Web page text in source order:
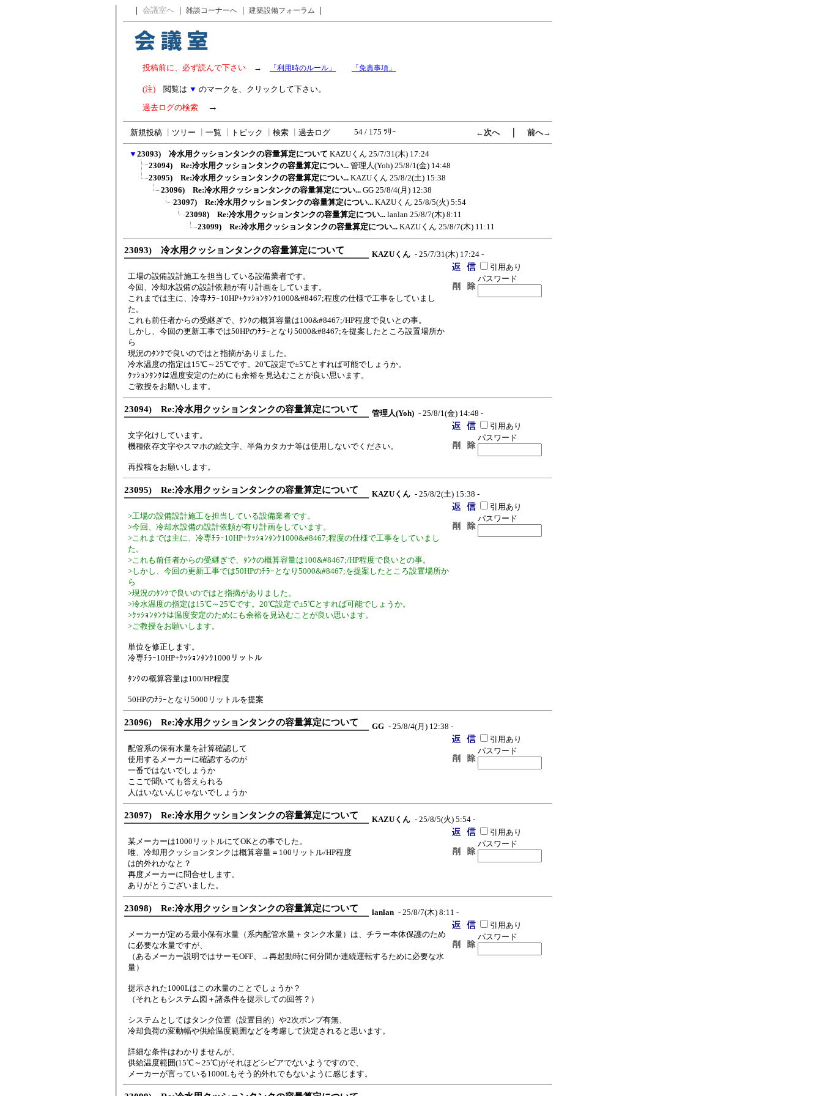
｜ 会議室へ ｜ 雑談コーナーへ ｜ 建築設備フォーラム ｜
投稿前に、必ず読んで下さい → 「利用時のルール」 「免責事項」
(注) 閲覧は ▼ のマークを、クリックして下さい。
過去ログの検索 →
新規投稿 ツリー 一覧 トピック 検索 過去ログ 54 / 175 ﾂﾘｰ ←次へ｜ 前へ→
▼ 23093) 冷水用クッションタンクの容量算定について KAZUくん 25/7/31(木) 17:24
23094) Re:冷水用クッションタンクの容量算定につい... 管理人(Yoh) 25/8/1(金) 14:48
23095) Re:冷水用クッションタンクの容量算定につい... KAZUくん 25/8/2(土) 15:38
23096) Re:冷水用クッションタンクの容量算定につい... GG 25/8/4(月) 12:38
23097) Re:冷水用クッションタンクの容量算定につい... KAZUくん 25/8/5(火) 5:54
23098) Re:冷水用クッションタンクの容量算定につい... lanlan 25/8/7(木) 8:11
23099) Re:冷水用クッションタンクの容量算定につい... KAZUくん 25/8/7(木) 11:11
23093) 冷水用クッションタンクの容量算定について KAZUくん - 25/7/31(木) 17:24 -
工場の設備設計施工を担当している設備業者です。
今回、冷却水設備の設計依頼が有り計画をしています。
これまでは主に、冷専ﾁﾗｰ10HP+ｸｯｼｮﾝﾀﾝｸ1000&#8467;程度の仕様で工事をしていまし
た。
これも前任者からの受継ぎで、ﾀﾝｸの概算容量は100&#8467;/HP程度で良いとの事。
しかし、今回の更新工事では50HPのﾁﾗｰとなり5000&#8467;を提案したところ設置場所か
ら
現況のﾀﾝｸで良いのではと指摘がありました。
冷水温度の指定は15℃～25℃です。20℃設定で±5℃とすれば可能でしょうか。
ｸｯｼｮﾝﾀﾝｸは温度安定のためにも余裕を見込むことが良い思います。
ご教授をお願いします。
引用あり
パスワード
23094) Re:冷水用クッションタンクの容量算定について 管理人(Yoh) - 25/8/1(金) 14:48 -
文字化けしています。
機種依存文字やスマホの絵文字、半角カタカナ等は使用しないでください。
再投稿をお願いします。
引用あり
パスワード
23095) Re:冷水用クッションタンクの容量算定について KAZUくん - 25/8/2(土) 15:38 -
>工場の設備設計施工を担当している設備業者です。
>今回、冷却水設備の設計依頼が有り計画をしています。
>これまでは主に、冷専ﾁﾗｰ10HP+ｸｯｼｮﾝﾀﾝｸ1000&#8467;程度の仕様で工事をしていまし
た。
>これも前任者からの受継ぎで、ﾀﾝｸの概算容量は100&#8467;/HP程度で良いとの事。
>しかし、今回の更新工事では50HPのﾁﾗｰとなり5000&#8467;を提案したところ設置場所か
ら
>現況のﾀﾝｸで良いのではと指摘がありました。
>冷水温度の指定は15℃～25℃です。20℃設定で±5℃とすれば可能でしょうか。
>ｸｯｼｮﾝﾀﾝｸは温度安定のためにも余裕を見込むことが良い思います。
>ご教授をお願いします。
単位を修正します。
冷専ﾁﾗｰ10HP+ｸｯｼｮﾝﾀﾝｸ1000リットル
ﾀﾝｸの概算容量は100/HP程度
50HPのﾁﾗｰとなり5000リットルを提案
引用あり
パスワード
23096) Re:冷水用クッションタンクの容量算定について GG - 25/8/4(月) 12:38 -
配管系の保有水量を計算確認して
使用するメーカーに確認するのが
一番ではないでしょうか
ここで聞いても答えられる
人はいないんじゃないでしょうか
引用あり
パスワード
23097) Re:冷水用クッションタンクの容量算定について KAZUくん - 25/8/5(火) 5:54 -
某メーカーは1000リットルにてOKとの事でした。
唯、冷却用クッションタンクは概算容量＝100リットル/HP程度
は的外れかなと？
再度メーカーに問合せします。
ありがとうございました。
引用あり
パスワード
23098) Re:冷水用クッションタンクの容量算定について lanlan - 25/8/7(木) 8:11 -
メーカーが定める最小保有水量（系内配管水量＋タンク水量）は、チラー本体保護のため
に必要な水量ですが、
（あるメーカー説明ではサーモOFF、→再起動時に何分間か連続運転するために必要な水
量）
提示された1000Lはこの水量のことでしょうか？
（それともシステム図＋諸条件を提示しての回答？）
システムとしてはタンク位置（設置目的）や2次ポンプ有無、
冷却負荷の変動幅や供給温度範囲などを考慮して決定されると思います。
詳細な条件はわかりませんが、
供給温度範囲(15℃～25℃)がそれほどシビアでないようですので、
メーカーが言っている1000Lもそう的外れでもないように感じます。
引用あり
パスワード